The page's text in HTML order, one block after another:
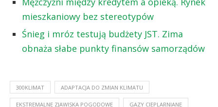
mieszkaniowy bez stereotypów
Śnieg i mróz testują budżety JST. Zima
obnaża słabe punkty finansów samorządów
300KLIMAT ADAPTACJA DO ZMIAN KLIMATU
EKSTREMALNE ZJAWISKA POGODOWE GAZY CIEPLARNIANE